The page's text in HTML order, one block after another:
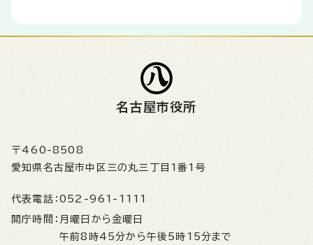
名古屋市役所
〒460-8508
愛知県名古屋市中区三の丸三丁目1番1号
代表電話： 052-961-1111
開庁時間： 月曜日から金曜日
午前8時45分から午後5時15分まで